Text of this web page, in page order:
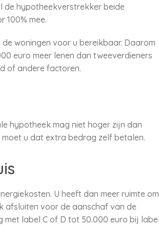
de hypotheekverstrekker beide
100% mee.
woningen voor u bereikbaar. Daarom
euro meer lenen dan tweeverdieners
of andere factoren.
hypotheek mag niet hoger zijn dan
u dat extra bedrag zelf betalen.
U heeft dan meer ruimte om
afsluiten voor de aanschaf van de
label C of D tot 50.000 euro bij label